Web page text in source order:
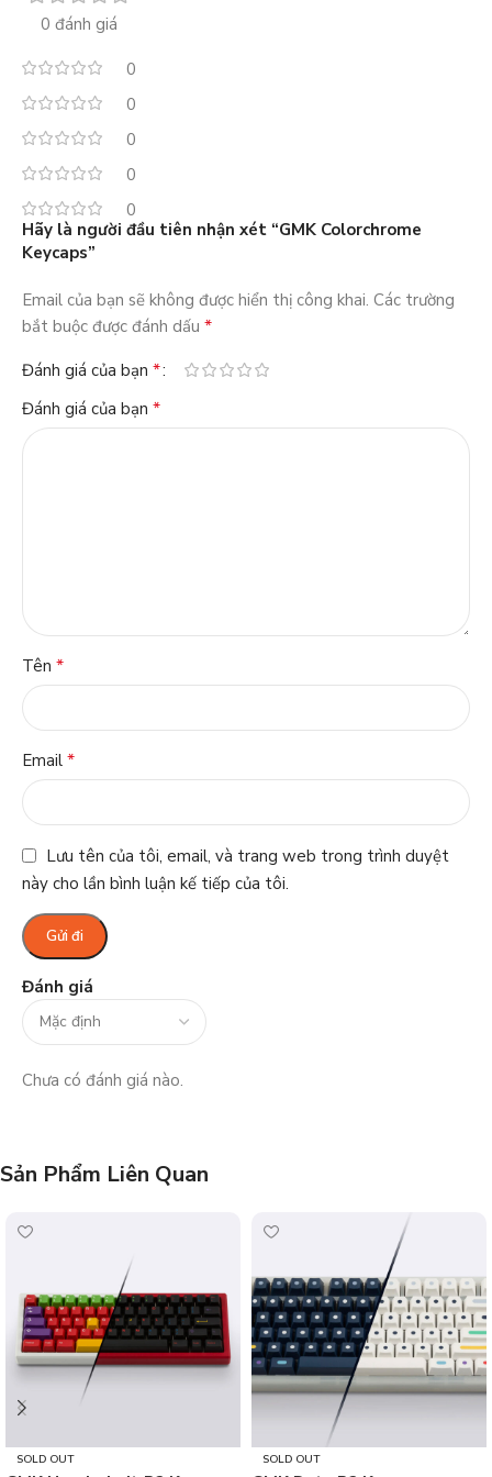
0 đánh giá
0
0
0
0
0
Đánh giá
Chưa có đánh giá nào.
Hãy là người đầu tiên nhận xét “GMK Colorchrome
Keycaps”
Email của bạn sẽ không được hiển thị công khai. Các trường
bắt buộc được đánh dấu *
Đánh giá của bạn *
Đánh giá của bạn *
Tên *
Email *
Lưu tên của tôi, email, và trang web trong trình duyệt
này cho lần bình luận kế tiếp của tôi.
Sản Phẩm Liên Quan
SOLD OUT SOLD OUT